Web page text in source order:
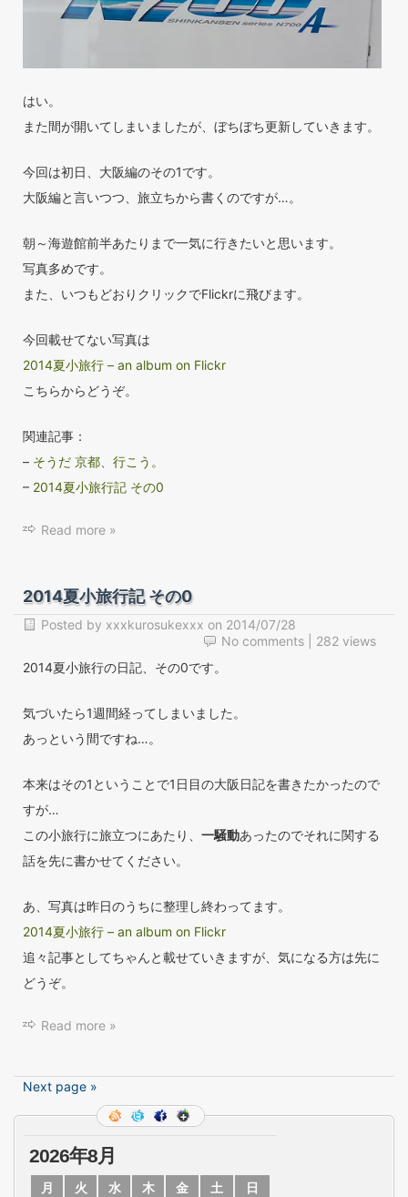
はい。
また間が開いてしまいましたが、ぼちぼち更新していきます。
今回は初日、大阪編のその1です。
大阪編と言いつつ、旅立ちから書くのですが…。
朝～海遊館前半あたりまで一気に行きたいと思います。
写真多めです。
また、いつもどおりクリックでFlickrに飛びます。
今回載せてない写真は
2014夏小旅行 – an album on Flickr
こちらからどうぞ。
関連記事：
– そうだ 京都、行こう。
– 2014夏小旅行記 その0
Read more »
2014夏小旅行記 その0
Posted by xxxkurosukexxx on 2014/07/28
No comments | 282 views
2014夏小旅行の日記、その0です。
気づいたら1週間経ってしまいました。
あっという間ですね…。
本来はその1ということで1日目の大阪日記を書きたかったので
すが…
この小旅行に旅立つにあたり、 一騒動あったのでそれに関する
話を先に書かせてください。
あ、写真は昨日のうちに整理し終わってます。
2014夏小旅行 – an album on Flickr
追々記事としてちゃんと載せていきますが、気になる方は先に
どうぞ。
Read more »
Next page »
2026年8月
月 火 水 木 金 土
日